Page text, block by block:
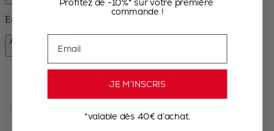
En stock et prêt à être livré chez vous.
Ajouter au panier
Livraison offerte dès 50€ d'achat
commande !
JE M’INSCRIS
*valable dès 40€ d’achat.